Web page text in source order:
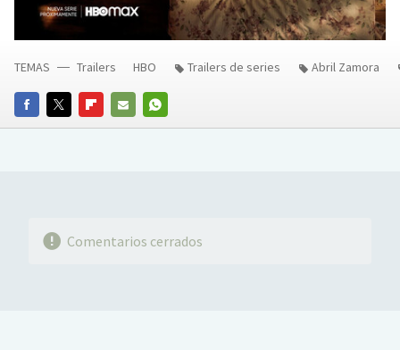
FACEBOOKTWITTERFLIPBOARD
E-
WHATSAPP
TEMAS Trailers HBO Trailers de series Abril Zamora
Comentarios cerrados